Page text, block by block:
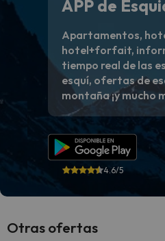
APP de
Apartamentos,
hotel+forfait,
tiempo real de las
esquí, ofertas de
montaña ¡y mucho
4.6/5
Otras ofertas